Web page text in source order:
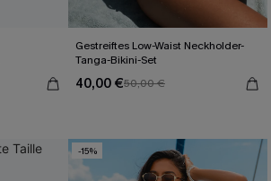
Gestreiftes Low-Waist Neckholder-
Tanga-Bikini-Set
40,00 €50,00 €
-15%